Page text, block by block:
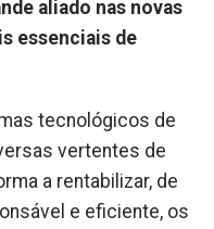
aliado nas novas
essenciais de
tecnológicos de
vertentes de
a rentabilizar, de
e eficiente, os